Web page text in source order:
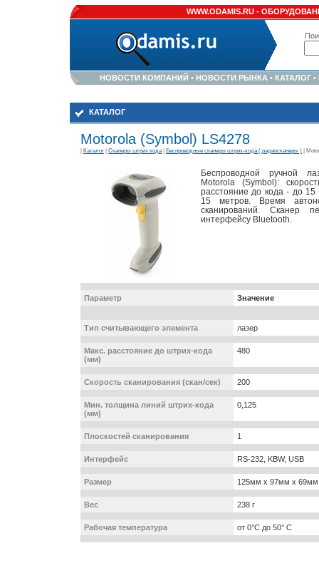
WWW.ODAMIS.RU -
НОВОСТИ КОМПАНИЙ • НОВОСТИ РЫНКА • КАТАЛОГ •
КАТАЛОГ
Motorola (Symbol) LS4278
Каталог Сканеры штрих кода| Беспроводные сканеры штрих-кода ( радиосканеры ) |
Беспроводной ручной
Motorola (Symbol):
расстояние до кода - до
15 метров. Время
сканирований. Сканер
интерфейсу Bluetooth.
Параметр Значение
Тип считывающего элемента лазер
Макс. расстояние до штрих-кода
(мм)
480
Скорость сканирования (скан/сек) 200
Мин. толщина линий штрих-кода
(мм)
0,125
Плоскостей сканирования 1
Интерфейс RS-232, KBW, USB
Размер 125мм x 97мм x 69мм
Вес 238 г
Рабочая температура от 0°С до 50° C